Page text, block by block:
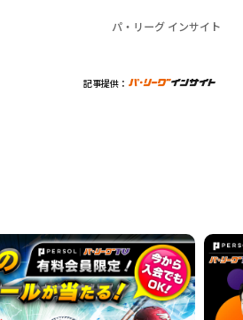
パ・リーグ インサイト
記事提供：